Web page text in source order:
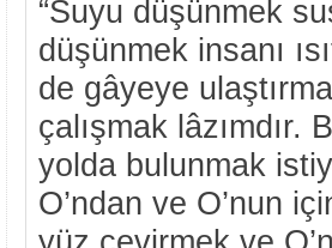
“Suyu düşünmek
düşünmek insanı
de gâyeye
çalışmak lâzımdır.
yolda bulunmak
O’ndan ve O’nun